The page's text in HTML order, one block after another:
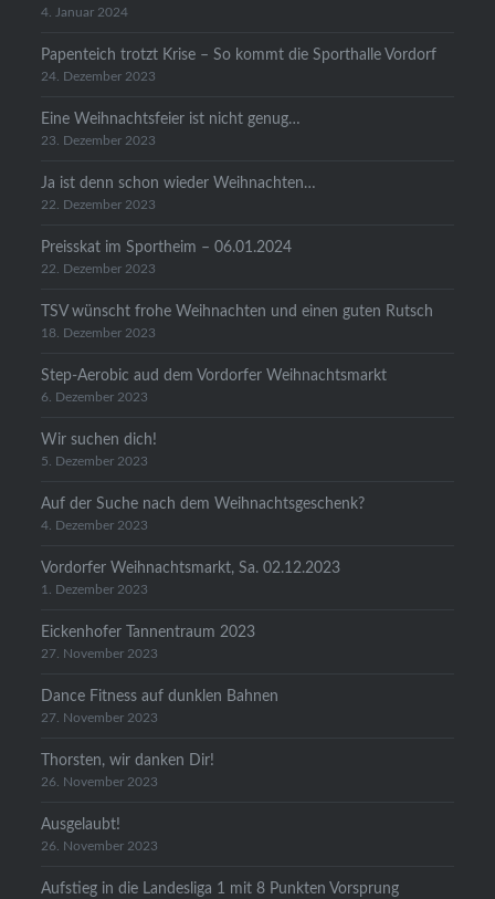
4. Januar 2024
Papenteich trotzt Krise – So kommt die Sporthalle Vordorf
24. Dezember 2023
Eine Weihnachtsfeier ist nicht genug…
23. Dezember 2023
Ja ist denn schon wieder Weihnachten…
22. Dezember 2023
Preisskat im Sportheim – 06.01.2024
22. Dezember 2023
TSV wünscht frohe Weihnachten und einen guten Rutsch
18. Dezember 2023
Step-Aerobic aud dem Vordorfer Weihnachtsmarkt
6. Dezember 2023
Wir suchen dich!
5. Dezember 2023
Auf der Suche nach dem Weihnachtsgeschenk?
4. Dezember 2023
Vordorfer Weihnachtsmarkt, Sa. 02.12.2023
1. Dezember 2023
Eickenhofer Tannentraum 2023
27. November 2023
Dance Fitness auf dunklen Bahnen
27. November 2023
Thorsten, wir danken Dir!
26. November 2023
Ausgelaubt!
26. November 2023
Aufstieg in die Landesliga 1 mit 8 Punkten Vorsprung